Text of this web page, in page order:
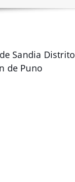
Sandia Distrito
de Puno